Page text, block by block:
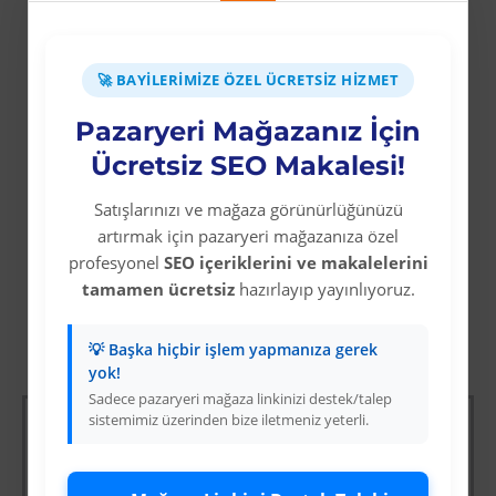
🚀 BAYILERIMIZE ÖZEL ÜCRETSIZ HIZMET
Pazaryeri Mağazanız İçin
Ücretsiz SEO Makalesi!
Satışlarınızı ve mağaza görünürlüğünüzü
artırmak için pazaryeri mağazanıza özel
profesyonel SEO içeriklerini ve makalelerini
tamamen ücretsizhazırlayıp yayınlıyoruz.
💡 Başka hiçbir işlem yapmanıza gerek
yok!
Sadece pazaryeri mağaza linkinizi destek/talep
sistemimiz üzerinden bize iletmeniz yeterli.
etkilenmez. Kalınlığı 0,50 mm’dir. Pürüzsüz
ve parlak yüzeye sahiptir. Levha üzerinde
kullanılan şekiller dijital baskı, serigraf
tekniği ile üretilmektedir.
Diğer Kategori Ürünleri